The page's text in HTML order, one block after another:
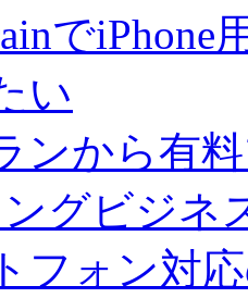
でiPhone
い
ンから有
グビジネ
フォン対